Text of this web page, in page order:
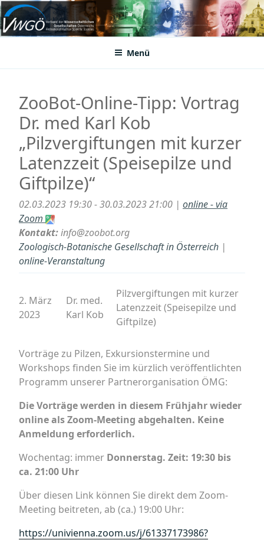
Zum
Inhalt
springenVWGÖ
Federation of Austrian Scientific Societies
Menü
ZooBot-Online-Tipp: Vortrag
Dr. med Karl Kob
„Pilzvergiftungen mit kurzer
Latenzzeit (Speisepilze und
Giftpilze)“
02.03.2023 19:30 - 30.03.2023 21:00 | online - via
Zoom
Kontakt:info@zoobot.org
Zoologisch-Botanische Gesellschaft in Österreich |
online-Veranstaltung
2. März
2023
Dr. med.
Karl Kob
Pilzvergiftungen mit kurzer
Latenzzeit (Speisepilze und
Giftpilze)
Vorträge zu Pilzen, Exkursionstermine und
Workshops finden Sie im kürzlich veröffentlichten
Programm unserer Partnerorganisation ÖMG:
Die Vorträge werden in diesem Frühjahr wieder
online als Zoom-Meeting abgehalten. Keine
Anmeldung erforderlich.
Wochentag: immer Donnerstag. Zeit: 19:30 bis
ca. 21:00 Uhr
Über diesen Link können Sie direkt dem Zoom-
Meeting beitreten, ab (ca.) 19:00 Uhr:
https://univienna.zoom.us/j/61337173986?